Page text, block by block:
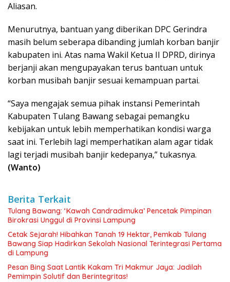
Aliasan.
Menurutnya, bantuan yang diberikan DPC Gerindra
masih belum seberapa dibanding jumlah korban banjir
kabupaten ini. Atas nama Wakil Ketua II DPRD, dirinya
berjanji akan mengupayakan terus bantuan untuk
korban musibah banjir sesuai kemampuan partai.
“Saya mengajak semua pihak instansi Pemerintah
Kabupaten Tulang Bawang sebagai pemangku
kebijakan untuk lebih memperhatikan kondisi warga
saat ini. Terlebih lagi memperhatikan alam agar tidak
lagi terjadi musibah banjir kedepanya,” tukasnya.
(Wanto)
Berita Terkait
Tulang Bawang: ‘Kawah Candradimuka’ Pencetak Pimpinan
Birokrasi Unggul di Provinsi Lampung
Cetak Sejarah! Hibahkan Tanah 19 Hektar, Pemkab Tulang
Bawang Siap Hadirkan Sekolah Nasional Terintegrasi Pertama
di Lampung
Pesan Bing Saat Lantik Kakam Tri Makmur Jaya: Jadilah
Pemimpin Solutif dan Berintegritas!